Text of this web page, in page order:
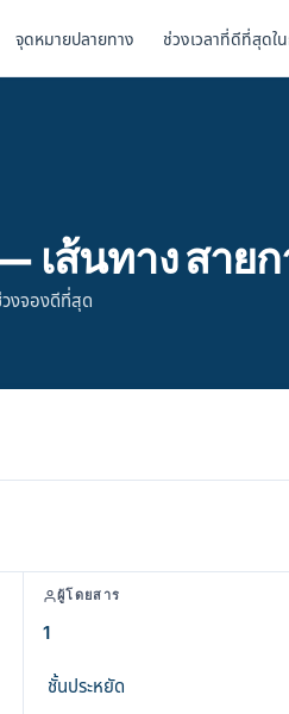
จุดหมายปลายทาง ช่วงเวลาที่ดีที่สุดใ
ส้นทาง สายก
งจองดีที่สุด
ผู้โดยสาร